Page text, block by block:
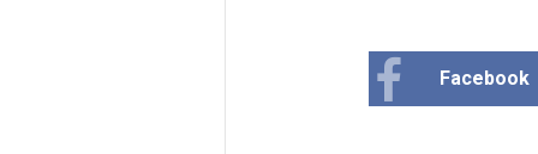
Facebook